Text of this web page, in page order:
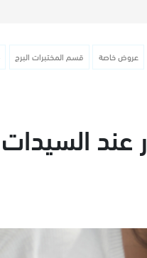
عروض خاصة قسم المختبرات البرج
عند